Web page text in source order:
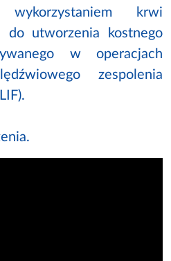
krwi
do utworzenia kostnego
w operacjach
zespolenia